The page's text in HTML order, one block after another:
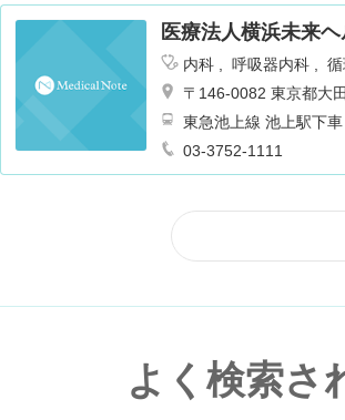
医療法人横浜未来
内科 呼吸器内科
婦人科
眼科 リハ
射線科
肛門科
〒146-0082 東京都大
東急池上線 池上駅下
03-3752-1111
よく検索さ